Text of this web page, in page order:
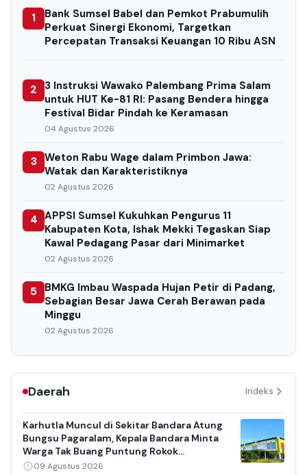
1
Bank Sumsel Babel dan Pemkot Prabumulih
Perkuat Sinergi Ekonomi, Targetkan
Percepatan Transaksi Keuangan 10 Ribu ASN
2
3 Instruksi Wawako Palembang Prima Salam
untuk HUT Ke-81 RI: Pasang Bendera hingga
Festival Bidar Pindah ke Keramasan
04 Agustus 2026
3 Weton Rabu Wage dalam Primbon Jawa:
Watak dan Karakteristiknya
02 Agustus 2026
4 APPSI Sumsel Kukuhkan Pengurus 11
Kabupaten Kota, Ishak Mekki Tegaskan Siap
Kawal Pedagang Pasar dari Minimarket
02 Agustus 2026
5
BMKG Imbau Waspada Hujan Petir di Padang,
Sebagian Besar Jawa Cerah Berawan pada
Minggu
02 Agustus 2026
Daerah Indeks
Karhutla Muncul di Sekitar Bandara Atung
Bungsu Pagaralam, Kepala Bandara Minta
Warga Tak Buang Puntung Rokok
Sembarangan
09 Agustus 2026